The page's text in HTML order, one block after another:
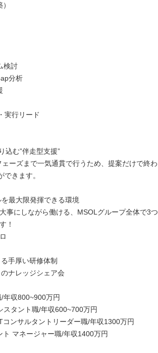
検討
分析
実行リード
込む”伴走型支援”
ーズまで一気通貫で行うため、提案だけで終わ
できます。
最大限発揮できる環境
事にしながら働ける、MSOLグループ全体で3つ
！
手厚い研修体制
ナレッジシェア会
年収800~900万円
タント職/年収600~700万円
ンサルタントリーダー職/年収1300万円
マネージャー職/年収1400万円